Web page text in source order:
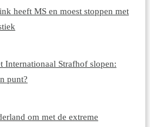
heeft MS en moest stoppen met
Internationaal Strafhof slopen:
punt?
om met de extreme